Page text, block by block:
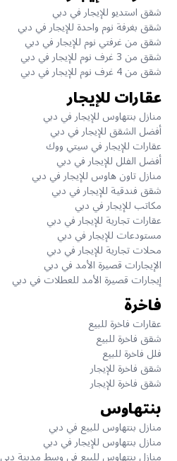
شقق استديو للإيجار في دبي
شقق بغرفة نوم واحدة للإيجار في دبي
شقق من غرفتي نوم للإيجار في دبي
شقق من 3 غرف نوم للإيجار في دبي
شقق من 4 غرف نوم للإيجار في دبي
عقارات للإيجار
منازل بنتهاوس للإيجار في دبي
أفضل الشقق للإيجار في دبي
عقارات للإيجار في سيتي ووك
أفضل الفلل للإيجار في دبي
منازل تاون هاوس للإيجار في دبي
شقق فندقية للإيجار في دبي
مكاتب للإيجار في دبي
عقارات تجارية للإيجار في دبي
مستودعات للإيجار في دبي
محلات تجارية للإيجار في دبي
الإيجارات قصيرة الأمد في دبي
إيجارات قصيرة الأمد للعطلات في دبي
فاخرة
عقارات فاخرة للبيع
شقق فاخرة للبيع
فلل فاخرة للبيع
شقق فاخرة للإيجار
شقق فاخرة للإيجار
بنتهاوس
منازل بنتهاوس للبيع في دبي
منازل بنتهاوس للإيجار في دبي